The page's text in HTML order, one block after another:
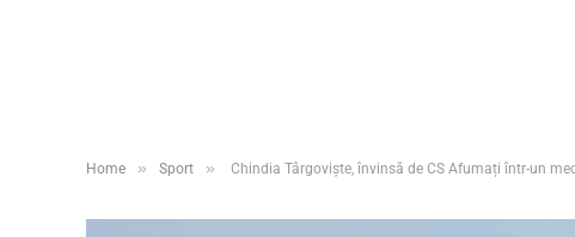
Home » Sport » Chindia Târgoviște, învinsă de CS Afumați într-un